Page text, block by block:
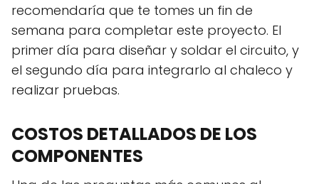
recomendaría que te tomes un fin de
semana para completar este proyecto. El
primer día para diseñar y soldar el circuito, y
el segundo día para integrarlo al chaleco y
realizar pruebas.
COSTOS DETALLADOS DE LOS
COMPONENTES